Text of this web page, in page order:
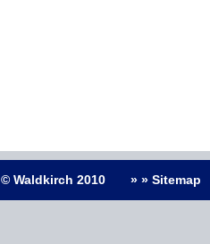
© Waldkirch 2010 » » Sitemap